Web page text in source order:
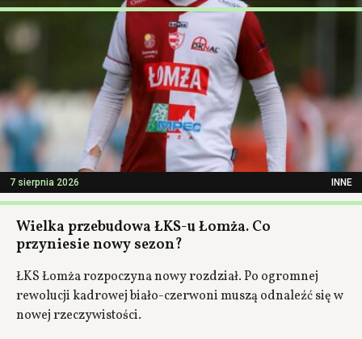
7 sierpnia 2026 INNE
Wielka przebudowa ŁKS-u Łomża. Co
przyniesie nowy sezon?
ŁKS Łomża rozpoczyna nowy rozdział. Po ogromnej
rewolucji kadrowej biało-czerwoni muszą odnaleźć się w
nowej rzeczywistości.